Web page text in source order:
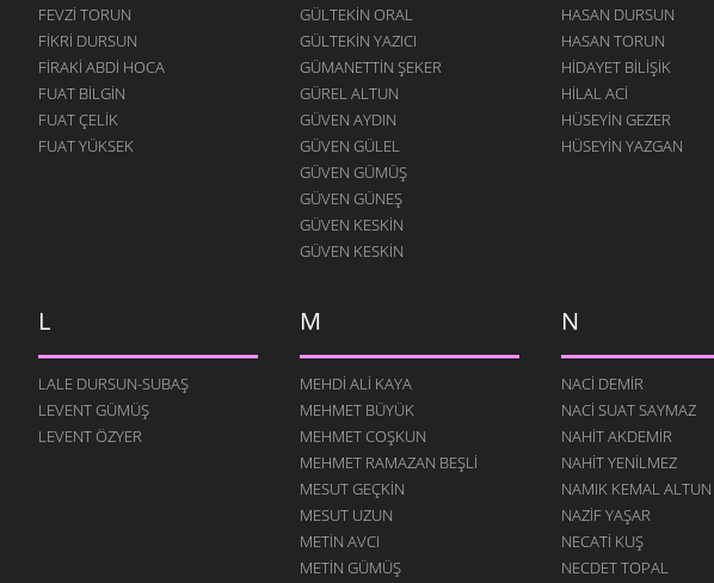
FEVZI TORUN
FIKRI DURSUN
FIRAKI ABDI HOCA
FUAT BILGIN
FUAT ÇELIK
FUAT YÜKSEK
GÜLTEKIN ORAL
GÜLTEKIN YAZICI
GÜMANETTIN ŞEKER
GÜREL ALTUN
GÜVEN AYDIN
GÜVEN GÜLEL
GÜVEN GÜMÜŞ
GÜVEN GÜNEŞ
GÜVEN KESKIN
GÜVEN KESKIN
HASAN DURSUN
HASAN TORUN
HIDAYET BILIŞIK
HILAL ACI
HÜSEYIN GEZER
HÜSEYIN YAZGAN
L
LALE DURSUN-SUBAŞ
LEVENT GÜMÜŞ
LEVENT ÖZYER
M
MEHDI ALI KAYA
MEHMET BÜYÜK
MEHMET COŞKUN
MEHMET RAMAZAN BEŞLI
MESUT GEÇKIN
MESUT UZUN
METIN AVCI
METIN GÜMÜŞ
N
NACI DEMIR
NACI SUAT SAYMAZ
NAHIT AKDEMIR
NAHIT YENILMEZ
NAMIK KEMAL ALTUN
NAZIF YAŞAR
NECATI KUŞ
NECDET TOPAL